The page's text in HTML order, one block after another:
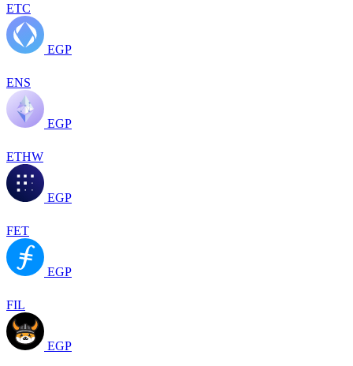
ETC
EGP
ENS
EGP
ETHW
EGP
FET
EGP
FIL
EGP